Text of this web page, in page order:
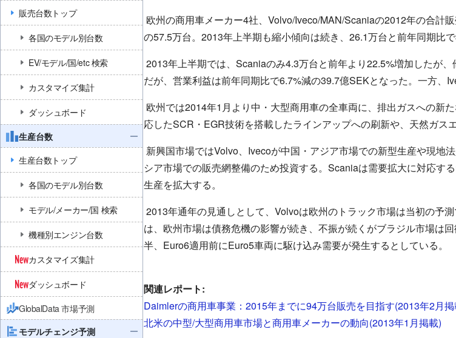
販売台数トップ
各国のモデル別台数
EV/モデル/国/etc 検索
カスタマイズ集計
ダッシュボード
生産台数
生産台数トップ
各国のモデル別台数
モデル/メーカー/国 検索
機種別エンジン台数
カスタマイズ集計
ダッシュボード
GlobalData 市場予測
モデルチェンジ予測
欧州の商用車メーカー4社、Volvo/Iveco/MAN/Scaniaの2012年の合計
の57.5万台。2013年上半期も縮小傾向は続き、26.1万台と前年同期比で
2013年上半期では、Scaniaのみ4.3万台と前年より22.5%増加したが
だが、営業利益は前年同期比で6.7%減の39.7億SEKとなった。一方、
欧州では2014年1月より中・大型商用車の全車両に、排出ガスへの新
応したSCR・EGR技術を搭載したラインアップへの刷新や、天然ガス
新興国市場ではVolvo、Ivecoが中国・アジア市場での新型生産や現地
シア市場での販売網整備のため投資する。Scaniaは需要拡大に対応す
生産を拡大する。
2013年通年の見通しとして、Volvoは欧州のトラック市場は当初の予
は、欧州市場は債務危機の影響が続き、不振が続くがブラジル市場は
半、Euro6適用前にEuro5車両に駆け込み需要が発生するとしている。
関連レポート:
Daimlerの商用車事業：2015年までに94万台販売を目指す(2013年2月掲
北米の中型/大型商用車市場と商用車メーカーの動向(2013年1月掲載)